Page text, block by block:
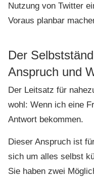
Nutzung von Twitter
Voraus planbar
Der
Anspruch und
Der Leitsatz für
wohl: Wenn ich eine
Antwort bekommen.
Dieser Anspruch ist
sich um alles selbst
Sie haben zwei